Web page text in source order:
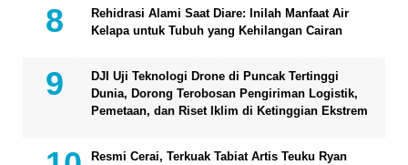
Rehidrasi Alami Saat Diare: Inilah Manfaat Air
Kelapa untuk Tubuh yang Kehilangan Cairan
DJI Uji Teknologi Drone di Puncak Tertinggi
Dunia, Dorong Terobosan Pengiriman Logistik,
Pemetaan, dan Riset Iklim di Ketinggian Ekstrem
Resmi Cerai, Terkuak Tabiat Artis Teuku Ryan